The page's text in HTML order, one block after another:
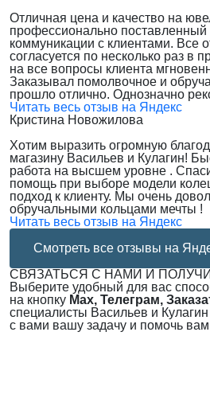
Отличная цена и качество на
профессионально
коммуникации с клиентами. Все
согласуется по несколько раз в
на все вопросы клиента
Заказывал помолвочное и
прошло отлично. Однозначно
Читать весь отзыв на Яндекс
Кристина Новожилова
Хотим выразить огромную
магазину Васильев и Кулагин!
работа на высшем уровне .
помощь при выборе модели
подход к клиенту. Мы очень
обручальными кольцами мечты !
Читать весь отзыв на Яндекс
Смотреть все отзывы на
СВЯЗАТЬСЯ С НАМИ И
Выберите удобный для вас
на кнопку Max, Телеграм,
специалисты Васильев и
с вами вашу задачу и помочь вам